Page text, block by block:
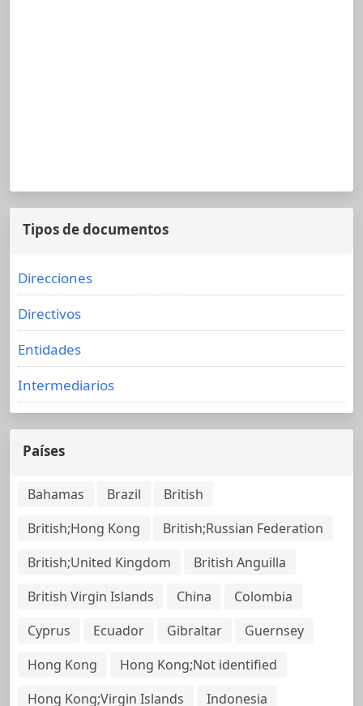
Tipos de documentos
Direcciones
Directivos
Entidades
Intermediarios
Países
Bahamas Brazil
British
British;Hong Kong
British;Russian Federation
British;United Kingdom
British Anguilla
British Virgin Islands
China
Colombia
Cyprus
Ecuador Gibraltar
Guernsey
Hong Kong
Hong Kong;Not identified
Hong Kong;Virgin Islands
Indonesia